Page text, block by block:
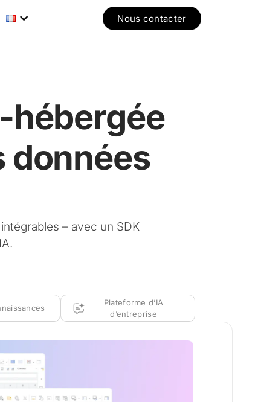
Nous contacter
hébergée
données
– avec un SDK
Plateforme d’IA
d’entreprise